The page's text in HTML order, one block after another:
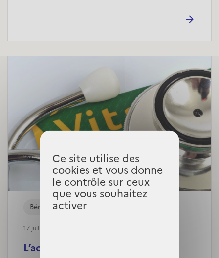
Ce site utilise des
cookies et vous donne
le contrôle sur ceux
que vous souhaitez
activer
Bénéficiaires
17 juillet, 2024
L’accès des ménages modestes ...